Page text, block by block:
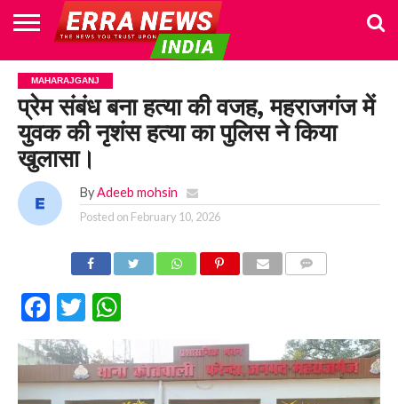
HOME
POLITICS
NEWS
BUSINESS
CULTURE
NATIONAL
SPORTS
LIFESTYLE
TRAVEL
OPINION
BREAKING
NEWS
ENTERTAINMENT
WORLD
CRIME
JOIN
US
MAHARAJGANJ
प्रेम संबंध बना हत्या की वजह, महराजगंज में
युवक की नृशंस हत्या का पुलिस ने किया
खुलासा।
By Adeeb mohsin
Posted on February 10, 2026
Facebook
Twitter
WhatsApp